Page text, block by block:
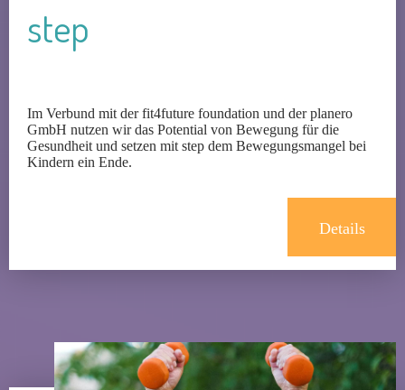
step
Im Verbund mit der fit4future foundation und der planero
GmbH nutzen wir das Potential von Bewegung für die
Gesundheit und setzen mit step dem Bewegungsmangel bei
Kindern ein Ende.
Details